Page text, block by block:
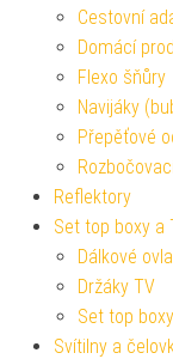
Cestovní
Domácí
Flexo šňůry
Navijáky
Přepěťové
Reflektory
Set top boxy a
Dálkové
Držáky TV
Set top
Svítilny a